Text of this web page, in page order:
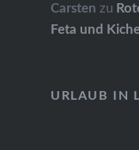
Carsten zu
Feta und
URLAUB IN